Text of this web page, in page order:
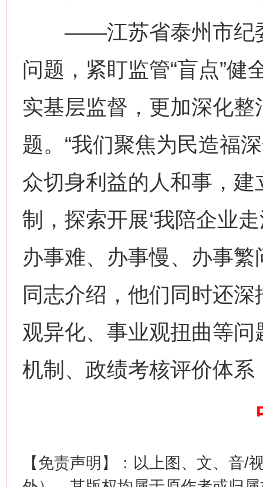
——江苏省泰州市纪委
问题，紧盯监管“盲点”健
实基层监督，更加深化
题。“我们聚焦为民造福
众切身利益的人和事，建
制，探索开展‘我陪企业
办事难、办事慢、办事
同志介绍，他们同时还
观异化、事业观扭曲等
机制、政绩考核评价体
【免责声明】：以上图、文、音/
网上购药对药下症？
这是一记警钟！ 谢